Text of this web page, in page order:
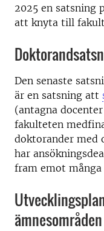
2025 en satsning
att knyta till
Den senaste
är en satsning att
(antagna
fakulteten
doktorander med
har
fram emot många
ämnesområden